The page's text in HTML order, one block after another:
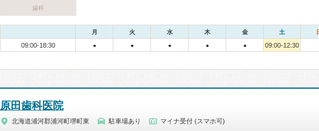
歯科
月 火 水 木 金 土
09:00-18:30 ● ● ● ● ● 09:00-12:30
原田歯科医院
北海道浦河郡浦河町堺町東 駐車場あり マイナ受付 (スマホ可)